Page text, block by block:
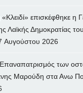
επισκέφθηκε η
Λαϊκής Δημοκρατίας
Αυγούστου 2026
Επαναπατρισμός των
Μαρούδη στα Ανω